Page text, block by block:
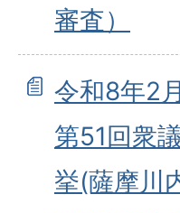
審査）
令和8年2
第51回衆
挙(薩摩川